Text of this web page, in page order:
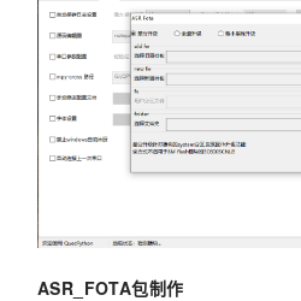
ASR_FOTA包制作